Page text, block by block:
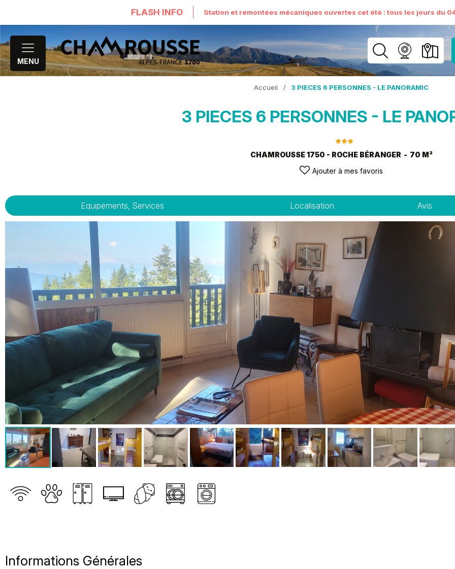
FLASH INFO Station et remontées mécaniques ouvertes cet été : tous les jours du
MENU
Accueil / 3 PIECES 6 PERSONNES - LE PANORAMIC
3 PIECES 6 PERSONNES - LE
CHAMROUSSE 1750 - ROCHE BÉRANGER 70 M²
Ajouter à mes favoris
Equipements, Services Localisation Avis
Informations Générales